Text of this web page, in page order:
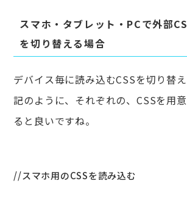
スマホ・タブレット・PCで外部
を切り替える場合
デバイス毎に読み込むCSSを切り替
記のように、それぞれの、CSSを用
ると良いですね。